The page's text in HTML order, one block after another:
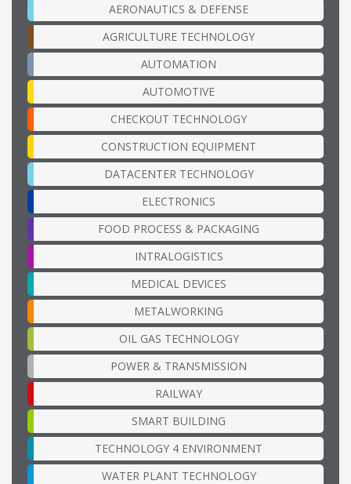
AERONAUTICS & DEFENSE
AGRICULTURE TECHNOLOGY
AUTOMATION
AUTOMOTIVE
CHECKOUT TECHNOLOGY
CONSTRUCTION EQUIPMENT
DATACENTER TECHNOLOGY
ELECTRONICS
FOOD PROCESS & PACKAGING
INTRALOGISTICS
MEDICAL DEVICES
METALWORKING
OIL GAS TECHNOLOGY
POWER & TRANSMISSION
RAILWAY
SMART BUILDING
TECHNOLOGY 4 ENVIRONMENT
WATER PLANT TECHNOLOGY